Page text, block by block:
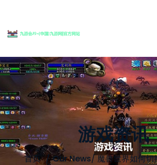
游戏资讯
首页 Our News/魔兽世界如何切